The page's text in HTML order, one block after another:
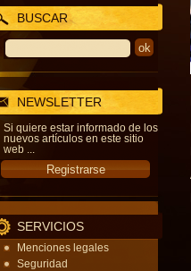
BUSCAR
NEWSLETTER
Si quiere estar informado de los
nuevos artículos en este sitio
web ...
SERVICIOS
Menciones legales
Seguridad